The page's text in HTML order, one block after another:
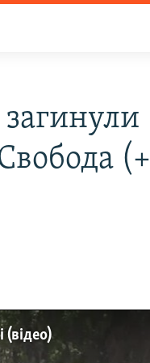
загинули
(+
(відео)